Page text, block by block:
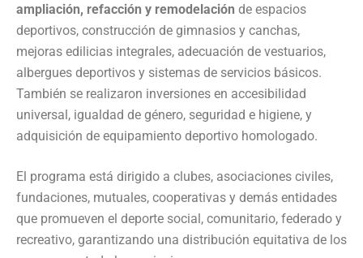
ampliación, refacción y remodelación de espacios
deportivos, construcción de gimnasios y canchas,
mejoras edilicias integrales, adecuación de vestuarios,
albergues deportivos y sistemas de servicios básicos.
También se realizaron inversiones en accesibilidad
universal, igualdad de género, seguridad e higiene, y
adquisición de equipamiento deportivo homologado.
El programa está dirigido a clubes, asociaciones civiles,
fundaciones, mutuales, cooperativas y demás entidades
que promueven el deporte social, comunitario, federado y
recreativo, garantizando una distribución equitativa de los